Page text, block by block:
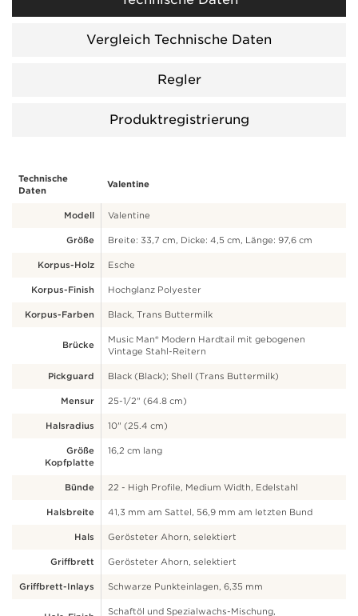
Vergleich Technische Daten
Regler
Produktregistrierung
Technische
Daten
Valentine
Modell Valentine
Größe Breite: 33,7 cm, Dicke: 4,5 cm, Länge: 97,6 cm
Korpus-Holz Esche
Korpus-Finish Hochglanz Polyester
Korpus-Farben Black, Trans Buttermilk
Brücke
Music Man® Modern Hardtail mit gebogenen
Vintage Stahl-Reitern
Pickguard Black (Black); Shell (Trans Buttermilk)
Mensur 25-1/2" (64.8 cm)
Halsradius 10" (25.4 cm)
Größe
Kopfplatte
16,2 cm lang
Bünde 22 - High Profile, Medium Width, Edelstahl
Halsbreite 41,3 mm am Sattel, 56,9 mm am letzten Bund
Hals Gerösteter Ahorn, selektiert
Griffbrett Gerösteter Ahorn, selektiert
Griffbrett-Inlays Schwarze Punkteinlagen, 6,35 mm
Schaftöl und Spezialwachs-Mischung,